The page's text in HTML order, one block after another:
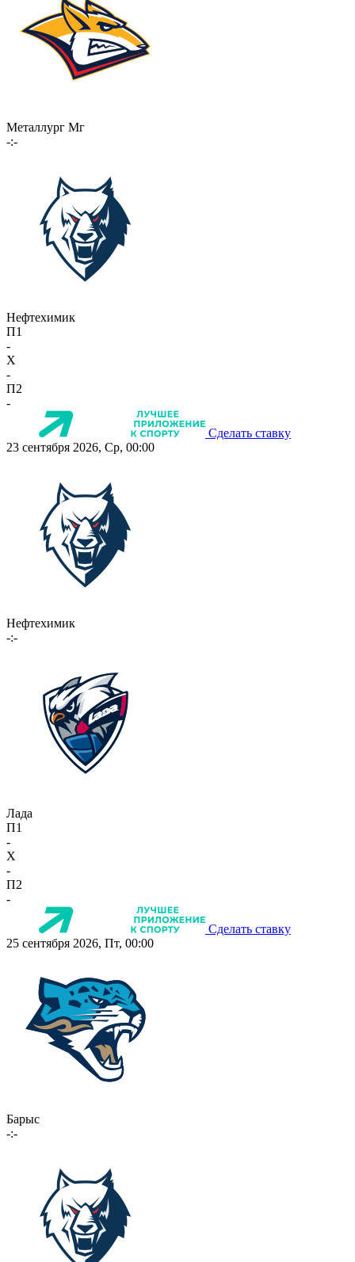
Металлург Мг
-:-
Нефтехимик
П1
-
X
-
П2
-
Сделать ставку
23 сентября 2026, Ср, 00:00
Нефтехимик
-:-
Лада
П1
-
X
-
П2
-
Сделать ставку
25 сентября 2026, Пт, 00:00
Барыс
-:-